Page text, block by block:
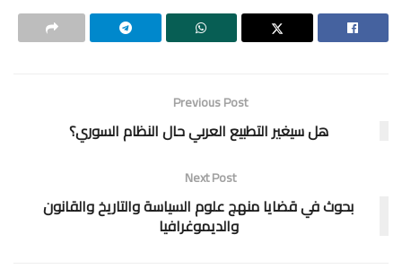
Previous Post
هل سيغير التطبيع العربي حال النظام السوري؟
Next Post
بحوث في قضايا منهج علوم السياسة والتاريخ والقانون
والديموغرافيا